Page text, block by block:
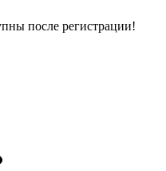
после регистрации!